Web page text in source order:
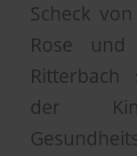
Scheck
Rose und
Ritterbach
der